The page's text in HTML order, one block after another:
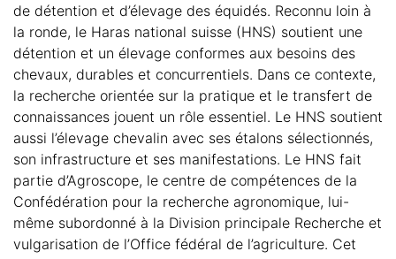
de détention et d’élevage des équidés. Reconnu loin à
la ronde, le Haras national suisse (HNS) soutient une
détention et un élevage conformes aux besoins des
chevaux, durables et concurrentiels. Dans ce contexte,
la recherche orientée sur la pratique et le transfert de
connaissances jouent un rôle essentiel. Le HNS soutient
aussi l’élevage chevalin avec ses étalons sélectionnés,
son infrastructure et ses manifestations. Le HNS fait
partie d’Agroscope, le centre de compétences de la
Confédération pour la recherche agronomique, lui-
même subordonné à la Division principale Recherche et
vulgarisation de l’Office fédéral de l’agriculture. Cet